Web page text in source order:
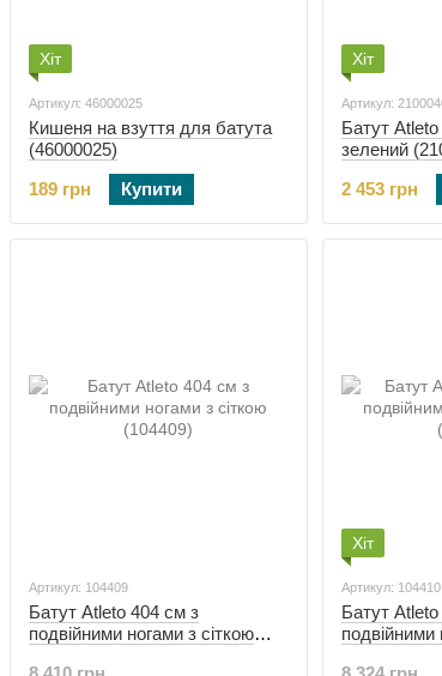
Хіт
Артикул: 46000025
Кишеня на взуття для батута
(46000025)
189 грн
Купити
Хіт
Артикул:
Батут
зелений
2 453 грн
Артикул: 104409
Батут Atleto 404 см з
подвійними ногами з сіткою
Хіт
Артикул: 104410
Батут
подвійними